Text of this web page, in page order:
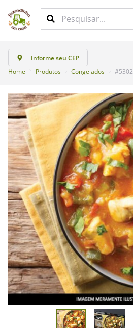
Informe seu CEP
Home
Produtos Congelados #5302